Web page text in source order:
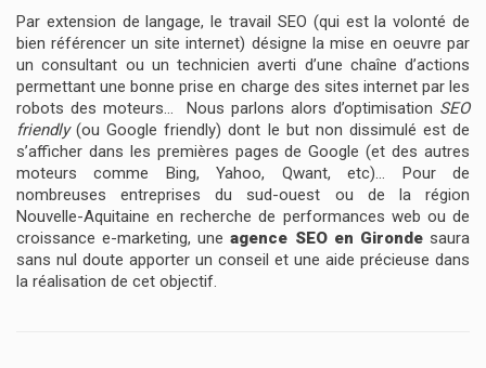
Par extension de langage, le travail SEO (qui est la volonté de
bien référencer un site internet) désigne la mise en oeuvre par
un consultant ou un technicien averti d’une chaîne d’actions
permettant une bonne prise en charge des sites internet par les
robots des moteurs… Nous parlons alors d’optimisation SEO
friendly(ou Google friendly) dont le but non dissimulé est de
s’afficher dans les premières pages de Google (et des autres
moteurs comme Bing, Yahoo, Qwant, etc)… Pour de
nombreuses entreprises du sud-ouest ou de la région
Nouvelle-Aquitaine en recherche de performances web ou de
croissance e-marketing, uneagence SEO en Girondesaura
sans nul doute apporter un conseil et une aide précieuse dans
la réalisation de cet objectif.